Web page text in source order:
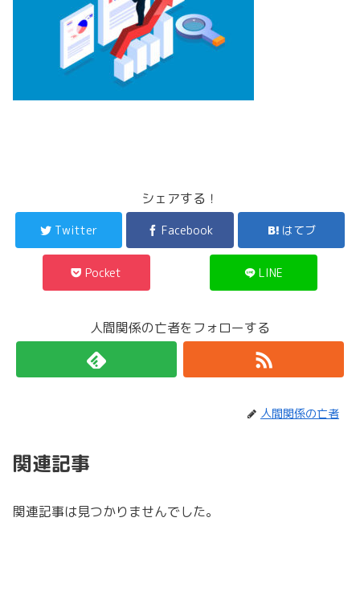
シェアする！
Twitter Facebook はてブ
Pocket LINE
人間関係の亡者をフォローする
人間関係の亡者
関連記事
関連記事は見つかりませんでした。